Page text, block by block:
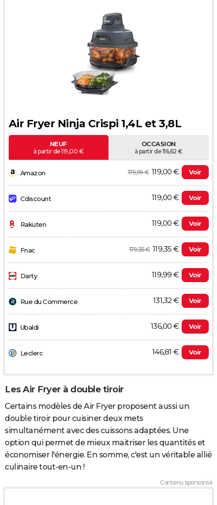
Air Fryer Ninja Crispi 1,4L et 3,8L
NEUF
à partir de 119,00 €
OCCASION
à partir de 116,62 €
Amazon 179,99 € 119,00 € Voir
Cdiscount 119,00 € Voir
Rakuten 119,00 € Voir
Fnac 179,35 € 119,35 € Voir
Darty 119,99 € Voir
Rue du Commerce 131,32 € Voir
Ubaldi 136,00 € Voir
Leclerc 146,81 € Voir
Les Air Fryer à double tiroir
Certains modèles de Air Fryer proposent aussi un
double tiroir pour cuisiner deux mets
simultanément avec des cuissons adaptées. Une
option qui permet de mieux maitriser les quantités et
économiser l'énergie. En somme, c'est un véritable allié
culinaire tout-en-un !
Contenu sponsorisé